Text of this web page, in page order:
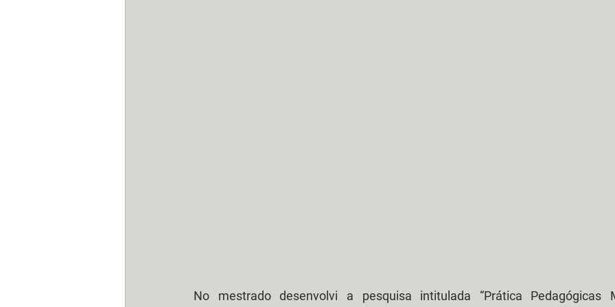
No mestrado desenvolvi a pesquisa intitulada “Prática Pedagógicas